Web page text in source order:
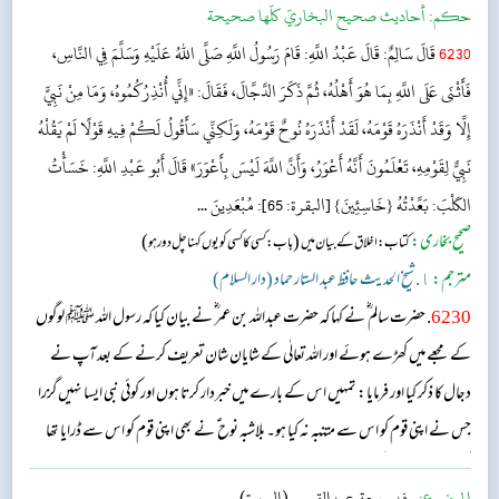
حکم:أحاديث صحيح البخاريّ كلّها صحيحة
6230قَالَ سَالِمٌ: قَالَ عَبْدُ اللَّهِ: قَامَ رَسُولُ اللَّهِ صَلَّى اللهُ عَلَيْهِ وَسَلَّمَ فِي النَّاسِ،
فَأَثْنَى عَلَى اللَّهِ بِمَا هُوَ أَهْلُهُ، ثُمَّ ذَكَرَ الدَّجَّالَ، فَقَالَ: «إِنِّي أُنْذِرُكُمُوهُ، وَمَا مِنْ نَبِيٍّ
إِلَّا وَقَدْ أَنْذَرَهُ قَوْمَهُ، لَقَدْ أَنْذَرَهُ نُوحٌ قَوْمَهُ، وَلَكِنِّي سَأَقُولُ لَكُمْ فِيهِ قَوْلًا لَمْ يَقُلْهُ
نَبِيٌّ لِقَوْمِهِ، تَعْلَمُونَ أَنَّهُ أَعْوَرُ، وَأَنَّ اللَّهَ لَيْسَ بِأَعْوَرَ» قَالَ أَبُو عَبْدِ اللَّهِ: خَسَأْتُ
الكَلْبَ: بَعَّدْتُهُ {خَاسِئِينَ} [البقرة: 65]: مُبْعَدِينَ ...
صحیح بخاری:کتاب: اخلاق کے بیان میں(باب: کسی کا کسی کو یوں کہنا چل دور ہو)
مترجم: ١. شیخ الحدیث حافظ عبد الستار حماد (دار السلام)
6230. حضرت سالم ؓ نے کہا کہ حضرت عبداللہ بن عمر ؓ نے بیان کیا کہ رسول اللہ ﷺ لوگوں
کے مجعے میں کھڑے ہوئے اور اللہ تعالٰی کے شایان شان تعریف کرنے کے بعد آپ نے
دجال کا ذکر کیا اور فرمایا: تمہیں اس کے بارے میں خبردار کرتا ہوں اور کوئی نبی ایسا نہیں گزرا
جس نے اپنی قوم کو اس سے متنبہ نہ کیا ہو۔ بلاشبہ نوح ؑ نے بھی اپنی قوم کو اس سے ڈرایا تھا
لیکن میں تمہیں اس کی ایک ایسی نشانی بناتا ہوں جو کسی نبی نے اپنی قوم کو نہیں بتائی یقین کرو